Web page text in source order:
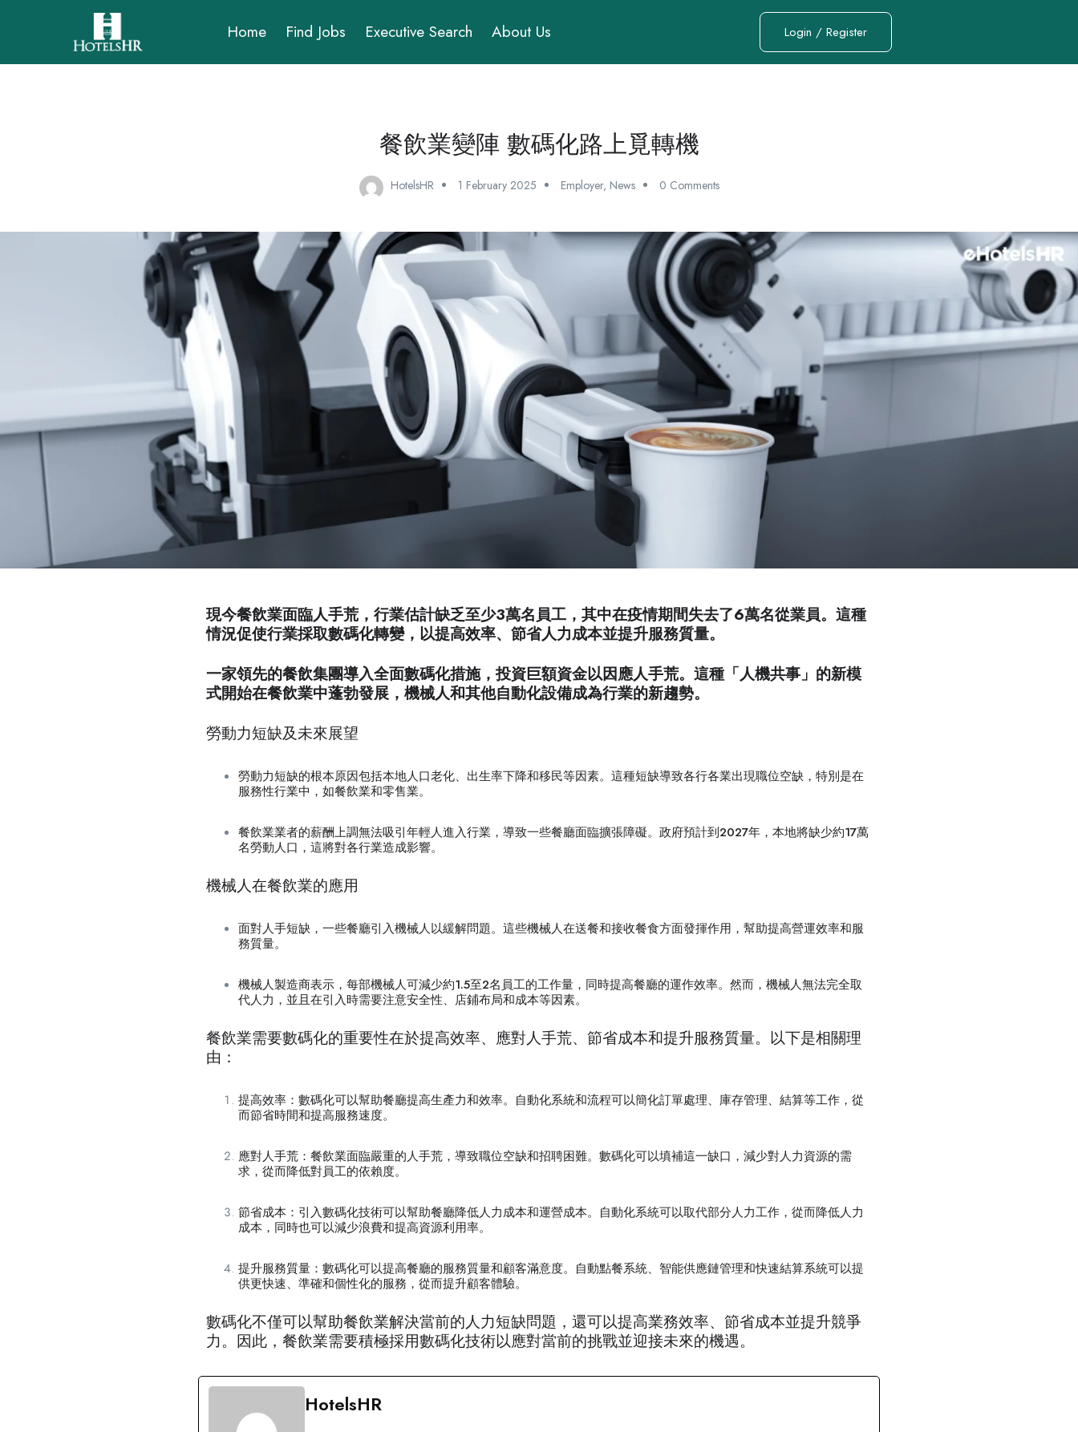
Home Find Jobs Executive Search About Us Login / Register
餐飲業變陣 數碼化路上覓轉機
HotelsHR 1 February 2025 Employer, News 0 Comments
現今餐飲業面臨人手荒，行業估計缺乏至少3萬名員工，其中在疫情期間失去了6萬名從業員。這種
情況促使行業採取數碼化轉變，以提高效率、節省人力成本並提升服務質量。
一家領先的餐飲集團導入全面數碼化措施，投資巨額資金以因應人手荒。這種「人機共事」的新模
式開始在餐飲業中蓬勃發展，機械人和其他自動化設備成為行業的新趨勢。
勞動力短缺及未來展望
勞動力短缺的根本原因包括本地人口老化、出生率下降和移民等因素。這種短缺導致各行各業出現職位空缺，特別是在
服務性行業中，如餐飲業和零售業。
餐飲業業者的薪酬上調無法吸引年輕人進入行業，導致一些餐廳面臨擴張障礙。政府預計到2027年，本地將缺少約17萬
名勞動人口，這將對各行業造成影響。
機械人在餐飲業的應用
面對人手短缺，一些餐廳引入機械人以緩解問題。這些機械人在送餐和接收餐食方面發揮作用，幫助提高營運效率和服
務質量。
機械人製造商表示，每部機械人可減少約1.5至2名員工的工作量，同時提高餐廳的運作效率。然而，機械人無法完全取
代人力，並且在引入時需要注意安全性、店鋪布局和成本等因素。
餐飲業需要數碼化的重要性在於提高效率、應對人手荒、節省成本和提升服務質量。以下是相關理
由：
提高效率：數碼化可以幫助餐廳提高生產力和效率。自動化系統和流程可以簡化訂單處理、庫存管理、結算等工作，從
而節省時間和提高服務速度。
應對人手荒：餐飲業面臨嚴重的人手荒，導致職位空缺和招聘困難。數碼化可以填補這一缺口，減少對人力資源的需
求，從而降低對員工的依賴度。
節省成本：引入數碼化技術可以幫助餐廳降低人力成本和運營成本。自動化系統可以取代部分人力工作，從而降低人力
成本，同時也可以減少浪費和提高資源利用率。
提升服務質量：數碼化可以提高餐廳的服務質量和顧客滿意度。自動點餐系統、智能供應鏈管理和快速結算系統可以提
供更快速、準確和個性化的服務，從而提升顧客體驗。
數碼化不僅可以幫助餐飲業解決當前的人力短缺問題，還可以提高業務效率、節省成本並提升競爭
力。因此，餐飲業需要積極採用數碼化技術以應對當前的挑戰並迎接未來的機遇。
HotelsHR